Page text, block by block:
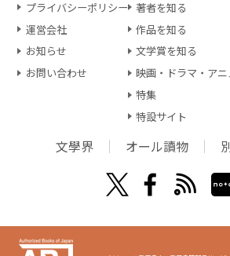
プライバシーポリシー
運営会社
お知らせ
お問い合わせ
著者を知る
作品を知る
文学賞を知る
映画・ドラマ・アニ
特集
特設サイト
文學界 オール讀物